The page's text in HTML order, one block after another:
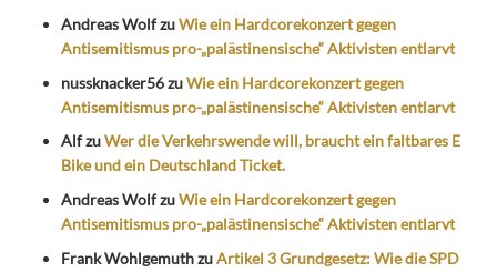
Andreas WolfzuWie ein Hardcorekonzert gegen
Antisemitismus pro-„palästinensische“ Aktivisten entlarvt
nussknacker56zuWie ein Hardcorekonzert gegen
Antisemitismus pro-„palästinensische“ Aktivisten entlarvt
AlfzuWer die Verkehrswende will, braucht ein faltbares E
Bike und ein Deutschland Ticket.
Andreas WolfzuWie ein Hardcorekonzert gegen
Antisemitismus pro-„palästinensische“ Aktivisten entlarvt
Frank WohlgemuthzuArtikel 3 Grundgesetz: Wie die SPD